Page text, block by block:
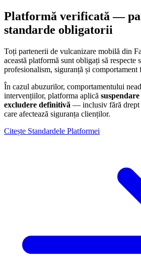
Platformă verificată —
standarde obligatorii
Toți partenerii de vulcanizare mobilă din
această platformă sunt obligați să respecte
profesionalism, siguranță și comportament
În cazul abuzurilor, comportamentului
intervențiilor, platforma aplică
excludere definitivă — inclusiv fără drept
care afectează siguranța clienților.
Citește Standardele Platformei